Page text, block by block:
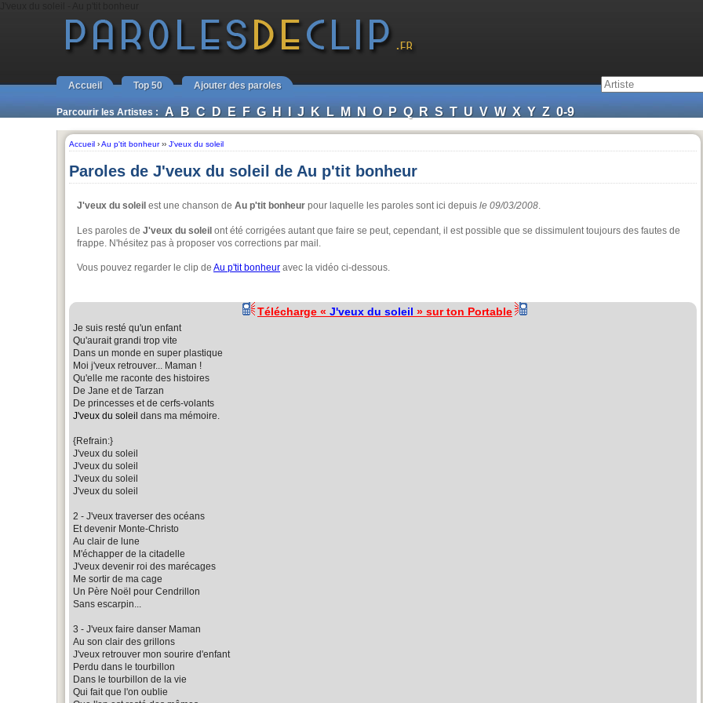
Accueil Top 50 Ajouter des paroles
Parcourir les Artistes : A B C D E F G H I J K L M N O P Q R S T U V W X Y Z 0-9
Accueil ›Au p'tit bonheur›› J'veux du soleil
Paroles de J'veux du soleil de Au p'tit bonheur
J'veux du soleil est une chanson de Au p'tit bonheur pour laquelle les paroles sont ici depuis le 09/03/2008.
Les paroles de J'veux du soleil ont été corrigées autant que faire se peut, cependant, il est possible que se dissimulent toujours des fautes de
frappe. N'hésitez pas à proposer vos corrections par mail.
Vous pouvez regarder le clip de Au p'tit bonheur avec la vidéo ci-dessous.
Télécharge « J'veux du soleil » sur ton Portable
Je suis resté qu'un enfant
Qu'aurait grandi trop vite
Dans un monde en super plastique
Moi j'veux retrouver... Maman !
Qu'elle me raconte des histoires
De Jane et de Tarzan
De princesses et de cerfs-volants
J'veux du soleil dans ma mémoire.
{Refrain:}
J'veux du soleil
J'veux du soleil
J'veux du soleil
J'veux du soleil
2 - J'veux traverser des océans
Et devenir Monte-Christo
Au clair de lune
M'échapper de la citadelle
J'veux devenir roi des marécages
Me sortir de ma cage
Un Père Noël pour Cendrillon
Sans escarpin...
3 - J'veux faire danser Maman
Au son clair des grillons
J'veux retrouver mon sourire d'enfant
Perdu dans le tourbillon
Dans le tourbillon de la vie
Qui fait que l'on oublie